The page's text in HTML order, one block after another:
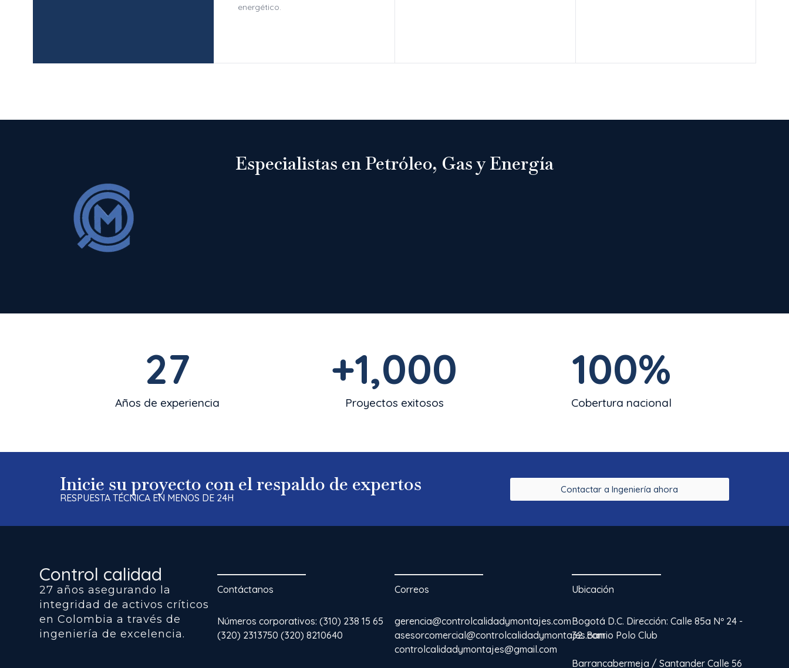
energético.
Especialistas en Petróleo, Gas y Energía
Años de experiencia
27
Proyectos exitosos
+1,000
Cobertura nacional
100%
Inicie su proyecto con el respaldo de expertos
RESPUESTA TÉCNICA EN MENOS DE 24H
Contactar a Ingeniería ahora
Control calidad
27 años asegurando la
integridad de activos críticos
en Colombia a través de
ingeniería de excelencia.
Contáctanos
Números corporativos: (310) 238 15 65
(320) 2313750 (320) 8210640
Correos
gerencia@controlcalidadymontajes.com
asesorcomercial@controlcalidadymontajes.com
controlcalidadymontajes@gmail.com
Ubicación
Bogotá D.C. Dirección: Calle 85a Nº 24 -
32. Barrio Polo Club
Barrancabermeja / Santander Calle 56